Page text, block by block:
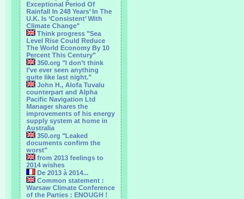
Exceptional Period Of
Rainfall In 248 Years’ In The
U.K. Is ‘Consistent’ With
Climate Change"
Think progress "Sea
Level Rise Could Reduce
The World Economy By 10
Percent This Century"
350.org "I don’t think
I’ve ever seen anything
quite like last night."
John H., Alofa Tuvalu
counterpart and Alpha
Pacific Navigation Ltd
Manager shares the
improvements of his energy
supply system at home in
Australia
350.org "Leaked
documents confirm the
worst"
from 2013 feelings to
2014 wishes
De 2013 à 2014...
Common statement :
Warsaw Climate Conference
of the Parties : ENOUGH !